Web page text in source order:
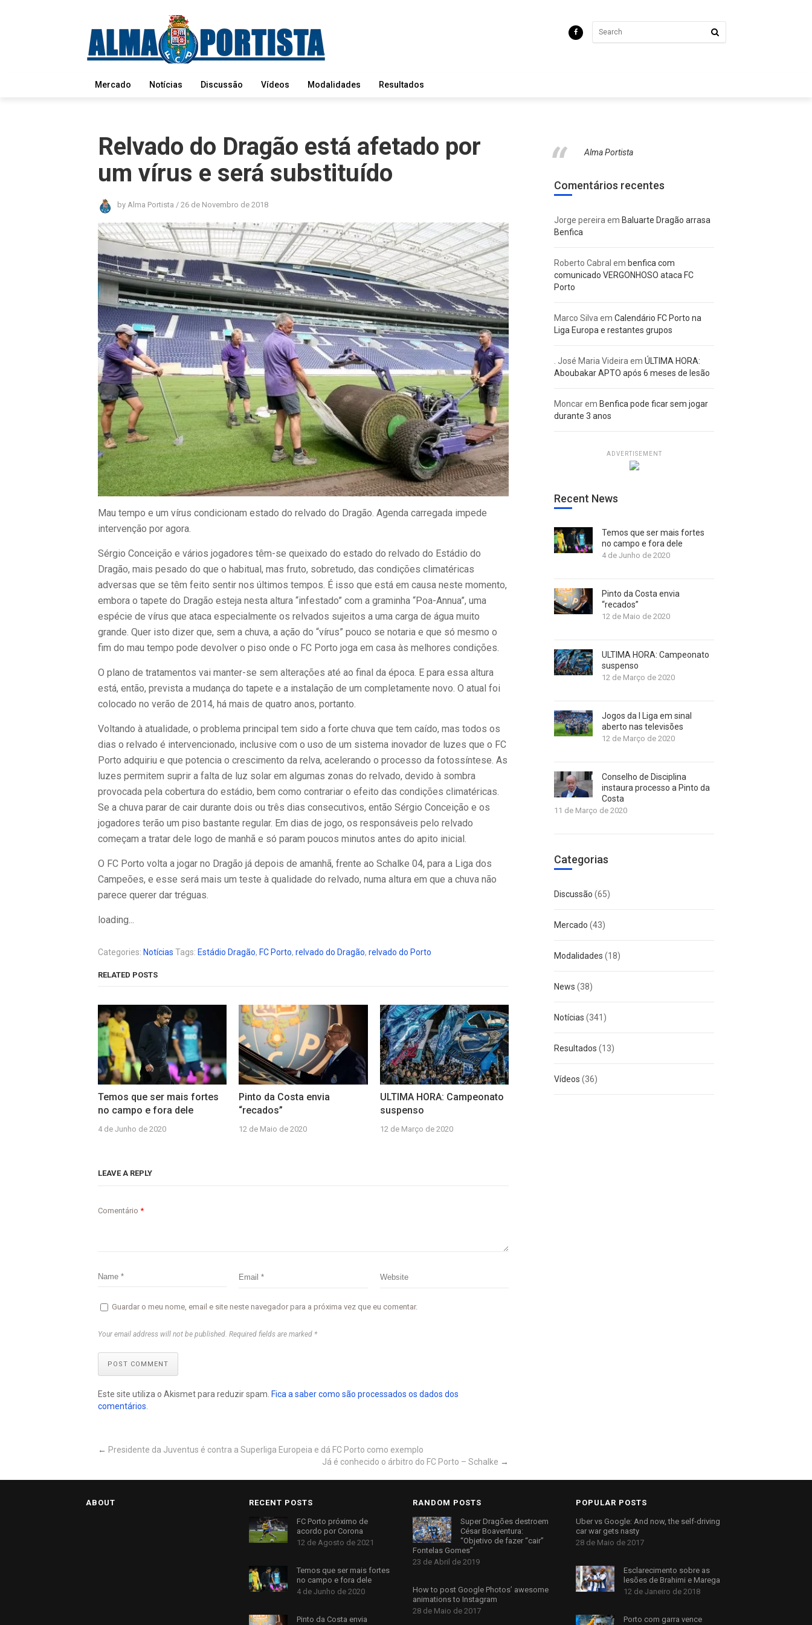
Mercado Notícias Discussão Vídeos Modalidades Resultados
Relvado do Dragão está afetado por
um vírus e será substituído
by Alma Portista / 26 de Novembro de 2018
Mau tempo e um vírus condicionam estado do relvado do Dragão. Agenda carregada impede
intervenção por agora.
Sérgio Conceição e vários jogadores têm-se queixado do estado do relvado do Estádio do
Dragão, mais pesado do que o habitual, mas fruto, sobretudo, das condições climatéricas
adversas que se têm feito sentir nos últimos tempos. É isso que está em causa neste momento,
embora o tapete do Dragão esteja nesta altura “infestado” com a graminha “Poa-Annua”, uma
espécie de vírus que ataca especialmente os relvados sujeitos a uma carga de água muito
grande. Quer isto dizer que, sem a chuva, a ação do “vírus” pouco se notaria e que só mesmo o
fim do mau tempo pode devolver o piso onde o FC Porto joga em casa às melhores condições.
O plano de tratamentos vai manter-se sem alterações até ao final da época. E para essa altura
está, então, prevista a mudança do tapete e a instalação de um completamente novo. O atual foi
colocado no verão de 2014, há mais de quatro anos, portanto.
Voltando à atualidade, o problema principal tem sido a forte chuva que tem caído, mas todos os
dias o relvado é intervencionado, inclusive com o uso de um sistema inovador de luzes que o FC
Porto adquiriu e que potencia o crescimento da relva, acelerando o processo da fotossíntese. As
luzes permitem suprir a falta de luz solar em algumas zonas do relvado, devido à sombra
provocada pela cobertura do estádio, bem como contrariar o efeito das condições climatéricas.
Se a chuva parar de cair durante dois ou três dias consecutivos, então Sérgio Conceição e os
jogadores terão um piso bastante regular. Em dias de jogo, os responsáveis pelo relvado
começam a tratar dele logo de manhã e só param poucos minutos antes do apito inicial.
O FC Porto volta a jogar no Dragão já depois de amanhã, frente ao Schalke 04, para a Liga dos
Campeões, e esse será mais um teste à qualidade do relvado, numa altura em que a chuva não
parece querer dar tréguas.
loading...
Categories: Notícias Tags: Estádio Dragão, FC Porto, relvado do Dragão, relvado do Porto
RELATED POSTS
Temos que ser mais fortes
no campo e fora dele
4 de Junho de 2020
Pinto da Costa envia
“recados”
12 de Maio de 2020
ULTIMA HORA: Campeonato
suspenso
12 de Março de 2020
LEAVE A REPLY
Comentário *
Guardar o meu nome, email e site neste navegador para a próxima vez que eu comentar.
Your email address will not be published. Required fields are marked *
POST COMMENT
Este site utiliza o Akismet para reduzir spam. Fica a saber como são processados os dados dos
comentários
← Presidente da Juventus é contra a Superliga Europeia e dá FC Porto como exemplo
Já é conhecido o árbitro do FC Porto – Schalke →
Alma Portista
Comentários recentes
Jorge pereira em Baluarte Dragão arrasa
Benfica
Roberto Cabral em benfica com
comunicado VERGONHOSO ataca FC
Porto
Marco Silva em Calendário FC Porto na
Liga Europa e restantes grupos
. José Maria Videira em ÚLTIMA HORA:
Aboubakar APTO após 6 meses de lesão
Moncarem Benfica pode ficar sem jogar
durante 3 anos
ADVERTISEMENT
Recent News
Temos que ser mais fortes
no campo e fora dele
4 de Junho de 2020
Pinto da Costa envia
“recados”
12 de Maio de 2020
ULTIMA HORA: Campeonato
suspenso
12 de Março de 2020
Jogos da I Liga em sinal
aberto nas televisões
12 de Março de 2020
Conselho de Disciplina
instaura processo a Pinto da
Costa
11 de Março de 2020
Categorias
Discussão (65)
Mercado (43)
Modalidades (18)
News (38)
Notícias (341)
Resultados (13)
Vídeos (36)
ABOUT RECENT POSTS
FC Porto próximo de
acordo por Corona
12 de Agosto de 2021
Temos que ser mais fortes
no campo e fora dele
4 de Junho de 2020
Pinto da Costa envia
RANDOM POSTS
Super Dragões destroem
César Boaventura:
“Objetivo de fazer “cair”
Fontelas Gomes”
23 de Abril de 2019
How to post Google Photos’ awesome
animations to Instagram
28 de Maio de 2017
POPULAR POSTS
Uber vs Google: And now, the self-driving
car war gets nasty
28 de Maio de 2017
Esclarecimento sobre as
lesões de Brahimi e Marega
12 de Janeiro de 2018
Porto com garra vence